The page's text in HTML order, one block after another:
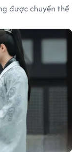
được chuyển thể